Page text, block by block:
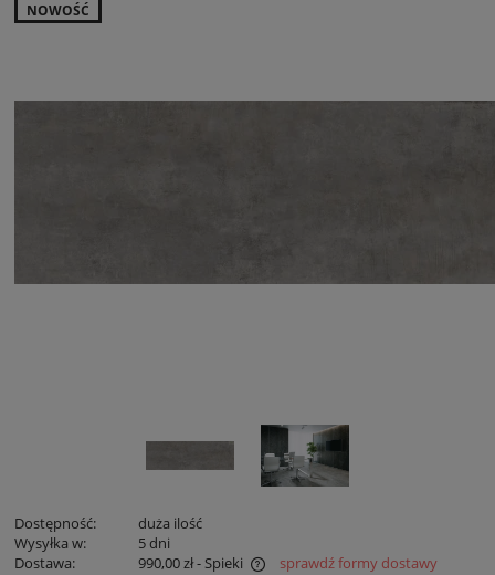
NOWOŚĆ
Dostępność:
duża ilość
Wysyłka w:
5 dni
Dostawa:
990,00 zł- Spieki
sprawdź formy dostawy